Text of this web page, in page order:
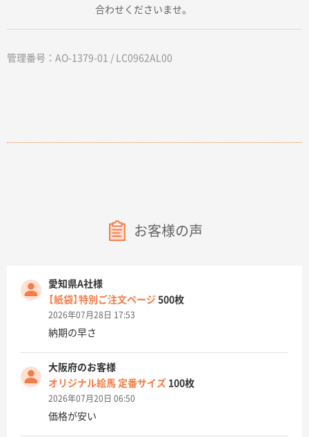
合わせくださいませ。
管理番号：AO-1379-01 / LC0962AL00
お客様の声
愛知県A社様
【紙袋】特別ご注文ページ 500枚
2026年07月28日 17:53
納期の早さ
大阪府のお客様
オリジナル絵馬 定番サイズ 100枚
2026年07月20日 06:50
価格が安い